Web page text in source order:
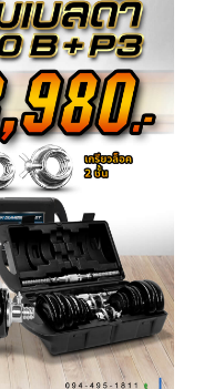
มเบล 20B Kg.สีด
.ถุงมือ